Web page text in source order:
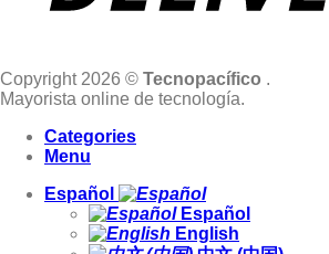
Copyright 2026 © Tecnopacífico .
Mayorista online de tecnología.
Categories
Menu
Español
Español
English